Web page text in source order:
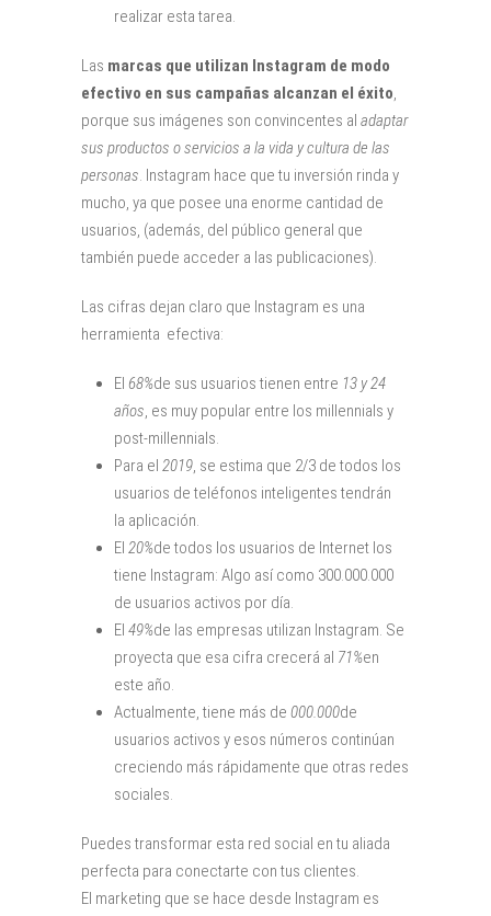
realizar esta tarea.
Las marcas que utilizan Instagram de modo
efectivo en sus campañas alcanzan el éxito,
porque sus imágenes son convincentes al adaptar
sus productos o servicios a la vida y cultura de las
personas. Instagram hace que tu inversión rinda y
mucho, ya que posee una enorme cantidad de
usuarios, (además, del público general que
también puede acceder a las publicaciones).
Las cifras dejan claro que Instagram es una
herramienta efectiva:
El 68%de sus usuarios tienen entre 13 y 24
años, es muy popular entre los millennials y
post-millennials.
Para el 2019, se estima que 2/3 de todos los
usuarios de teléfonos inteligentes tendrán
la aplicación.
El 20%de todos los usuarios de Internet los
tiene Instagram: Algo así como 300.000.000
de usuarios activos por día.
El 49%de las empresas utilizan Instagram. Se
proyecta que esa cifra crecerá al 71%en
este año.
Actualmente, tiene más de 000.000de
usuarios activos y esos números continúan
creciendo más rápidamente que otras redes
sociales.
Puedes transformar esta red social en tu aliada
perfecta para conectarte con tus clientes.
El marketing que se hace desde Instagram es